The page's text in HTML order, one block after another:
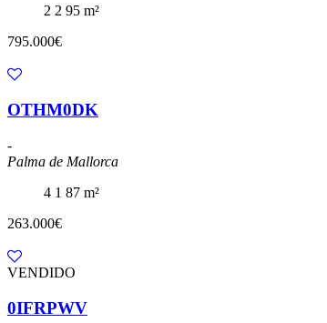
2 2 95 m²
795.000€
OTHM0DK
-
Palma de Mallorca
4 1 87 m²
263.000€
VENDIDO
0IFRPWV